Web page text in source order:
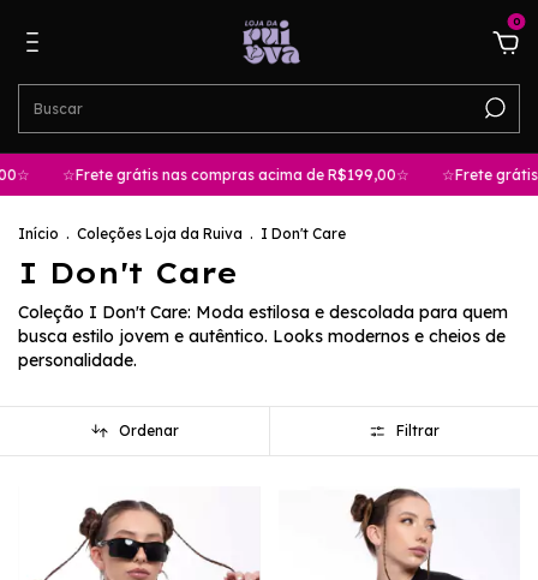
0
☆Frete grátis nas compras acima de R$199,00☆ ☆Frete grátis nas
Início . Coleções Loja da Ruiva . I Don't Care
I Don't Care
Coleção I Don't Care: Moda estilosa e descolada para quem
busca estilo jovem e autêntico. Looks modernos e cheios de
personalidade.
Ordenar Filtrar